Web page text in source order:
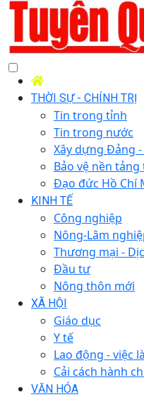
THỜI SỰ - CHÍNH TRỊ
Tin trong tỉnh
Tin trong nước
Xây dựng Đảng
Bảo vệ nền
Đạo đức Hồ Chí
KINH TẾ
Công nghiệp
Nông-Lâm
Thương mại -
Đầu tư
Nông thôn mới
XÃ HỘI
Giáo dục
Y tế
Lao động - việc
Cải cách hành
VĂN HÓA